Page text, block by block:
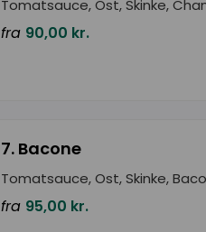
Tomatsauce, Ost, Skinke,
fra 90,00 kr.
7. Bacone
Tomatsauce, Ost, Skinke,
fra 95,00 kr.